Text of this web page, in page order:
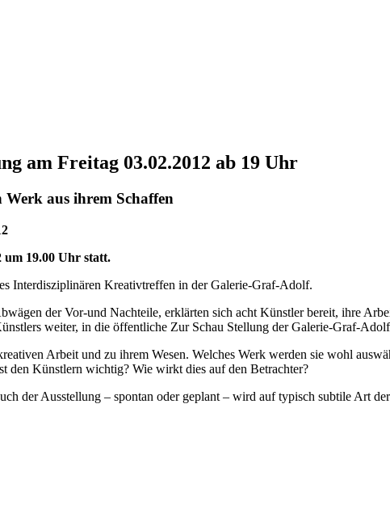
am Freitag 03.02.2012 ab 19 Uhr
aus ihrem Schaffen
um 19.00 Uhr statt.
Interdisziplinären Kreativtreffen in der Galerie-Graf-Adolf.
der Vor-und Nachteile, erklärten sich acht Künstler bereit, ihre
weiter, in die öffentliche Zur Schau Stellung der Galerie-Graf-
Arbeit und zu ihrem Wesen. Welches Werk werden sie wohl
den Künstlern wichtig? Wie wirkt dies auf den Betrachter?
der Ausstellung – spontan oder geplant – wird auf typisch subtile Art